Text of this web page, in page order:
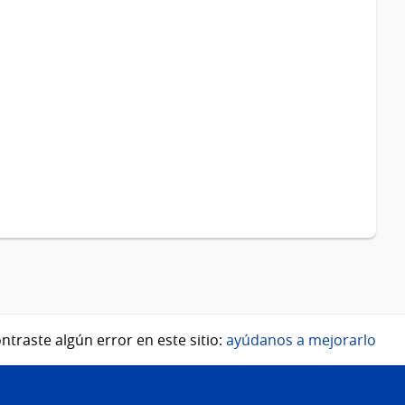
algún error en este sitio: ayúdanos a mejorarlo